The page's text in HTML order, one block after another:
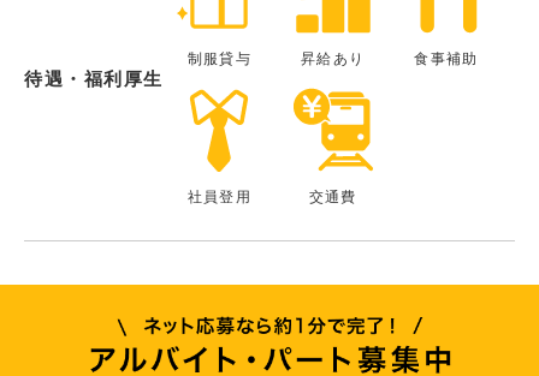
待遇・福利厚生
制服貸与 昇給あり 食事補助
社員登用 交通費